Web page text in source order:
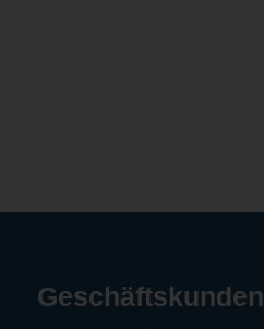
Geschäftskunden